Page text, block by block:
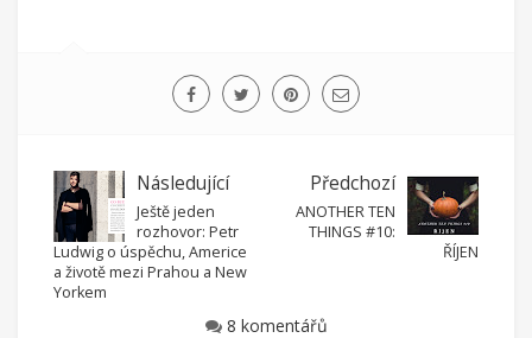
Následující
Ještě jeden
rozhovor: Petr
Ludwig o úspěchu, Americe
a životě mezi Prahou a New
Yorkem
Předchozí
ANOTHER TEN
THINGS #10:
ŘÍJEN
8 komentářů